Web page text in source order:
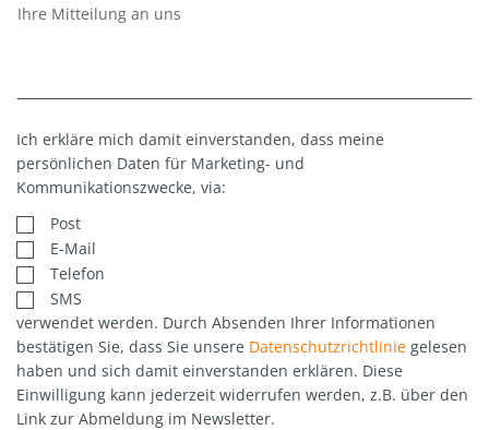
Ich erkläre mich damit einverstanden, dass meine
persönlichen Daten für Marketing- und
Kommunikationszwecke, via:
Post
E-Mail
Telefon
SMS
verwendet werden. Durch Absenden Ihrer Informationen
bestätigen Sie, dass Sie unsere Datenschutzrichtlinie gelesen
haben und sich damit einverstanden erklären. Diese
Einwilligung kann jederzeit widerrufen werden, z.B. über den
Link zur Abmeldung im Newsletter.